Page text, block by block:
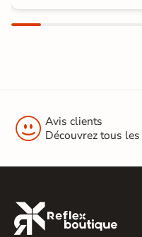
 Avis clients
Découvrez tous
